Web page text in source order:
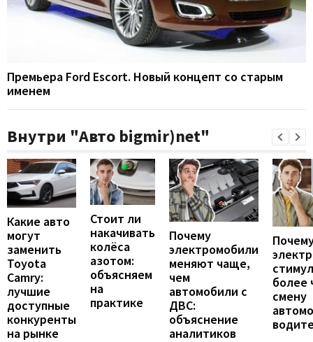
Премьера Ford Escort. Новый концепт со старым
именем
Внутри "Авто bigmir)net"
Какие авто
могут
заменить
Toyota
Camry:
лучшие
доступные
конкуренты
на рынке
Стоит ли
накачивать
колёса
азотом:
объясняем
на
практике
Почему
электромобили
меняют чаще,
чем
автомобили с
ДВС:
объяснение
аналитиков
более
смену